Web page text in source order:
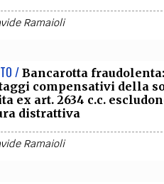
Ramaioli
/ Bancarotta
compensativi della
ex art. 2634 c.c.
distrattiva
Ramaioli